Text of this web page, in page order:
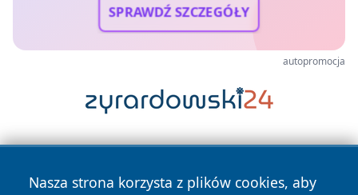
SPRAWDŹ SZCZEGÓŁY
autopromocja
Nasza strona korzysta z plików cookies, aby